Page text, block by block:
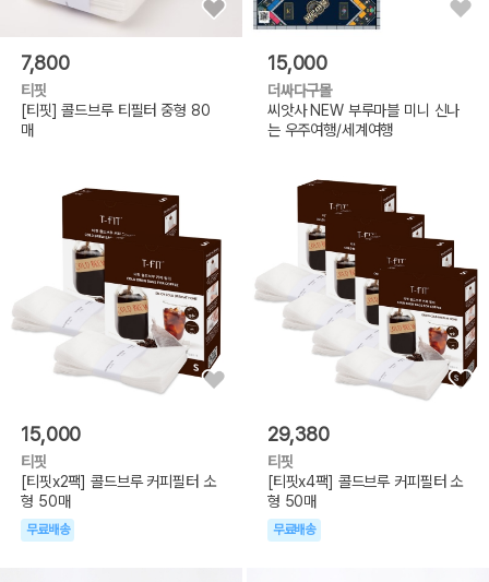
7,800
티핏
[티핏] 콜드브루 티필터 중형 80
매
15,000
더싸다구몰
씨앗사 NEW 부루마블 미니 신나
는 우주여행/세계여행
15,000
티핏
[티핏x2팩] 콜드브루 커피필터 소
형 50매
무료배송
29,380
티핏
[티핏x4팩] 콜드브루 커피필터 소
형 50매
무료배송